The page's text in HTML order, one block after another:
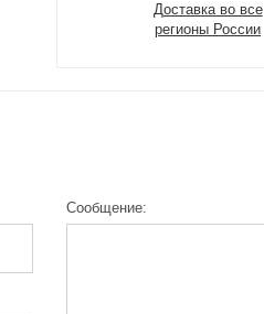
Доставка во все
регионы России
Сообщение: